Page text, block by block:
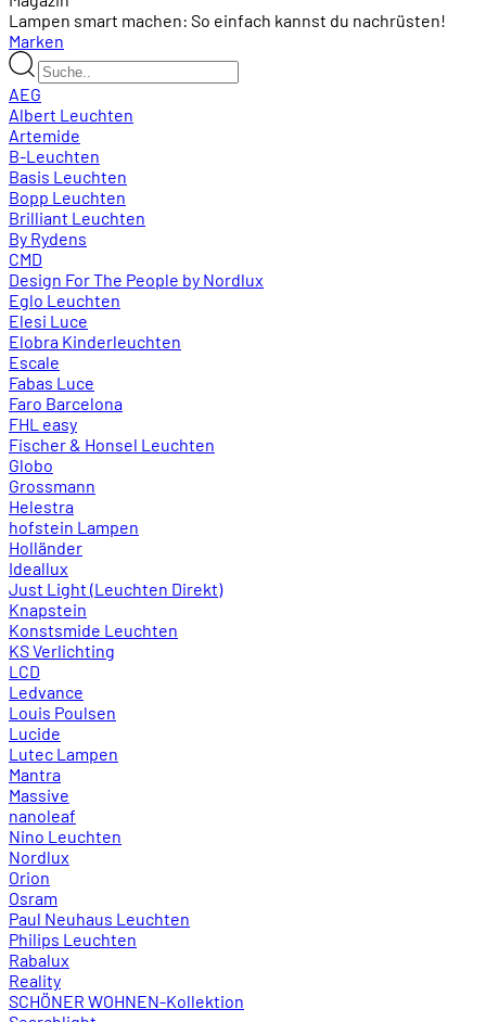
Lampen smart machen: So einfach kannst du nachrüsten!
Marken
AEG
Albert Leuchten
Artemide
B-Leuchten
Basis Leuchten
Bopp Leuchten
Brilliant Leuchten
By Rydens
CMD
Design For The People by Nordlux
Eglo Leuchten
Elesi Luce
Elobra Kinderleuchten
Escale
Fabas Luce
Faro Barcelona
FHL easy
Fischer & Honsel Leuchten
Globo
Grossmann
Helestra
hofstein Lampen
Holländer
Ideallux
Just Light (Leuchten Direkt)
Knapstein
Konstsmide Leuchten
KS Verlichting
LCD
Ledvance
Louis Poulsen
Lucide
Lutec Lampen
Mantra
Massive
nanoleaf
Nino Leuchten
Nordlux
Orion
Osram
Paul Neuhaus Leuchten
Philips Leuchten
Rabalux
Reality
SCHÖNER WOHNEN-Kollektion